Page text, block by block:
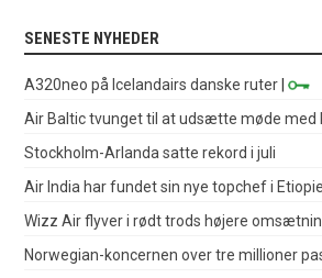
SENESTE NYHEDER
A320neo på Icelandairs danske ruter |
Air Baltic tvunget til at udsætte møde med
Stockholm-Arlanda satte rekord i juli
Air India har fundet sin nye topchef i
Wizz Air flyver i rødt trods højere
Norwegian-koncernen over tre millioner